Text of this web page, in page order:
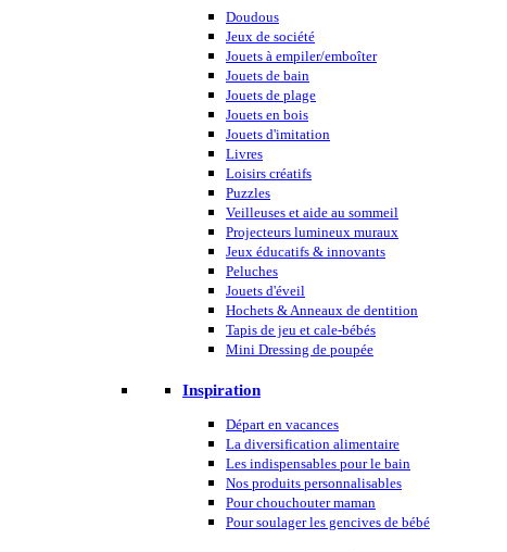
Doudous
Jeux de société
Jouets à empiler/emboîter
Jouets de bain
Jouets de plage
Jouets en bois
Jouets d'imitation
Livres
Loisirs créatifs
Puzzles
Veilleuses et aide au sommeil
Projecteurs lumineux muraux
Jeux éducatifs & innovants
Peluches
Jouets d'éveil
Hochets & Anneaux de dentition
Tapis de jeu et cale-bébés
Mini Dressing de poupée
Inspiration
Départ en vacances
La diversification alimentaire
Les indispensables pour le bain
Nos produits personnalisables
Pour chouchouter maman
Pour soulager les gencives de bébé